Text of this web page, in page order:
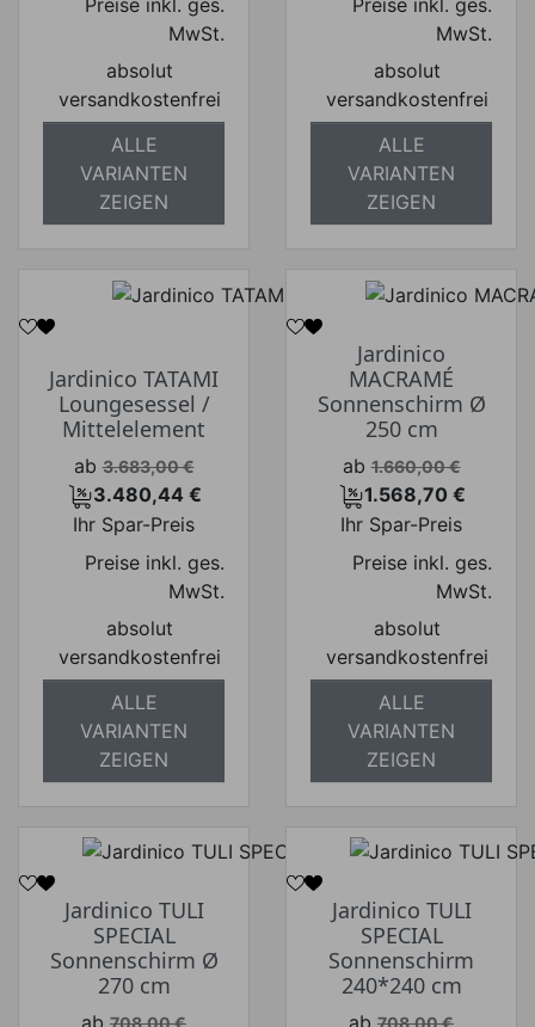
Preise inkl. ges.
MwSt.
absolut
versandkostenfrei
ALLE
VARIANTEN
ZEIGEN
Preise inkl. ges.
MwSt.
absolut
versandkostenfrei
ALLE
VARIANTEN
ZEIGEN
Jardinico TATAMI
Loungesessel /
Mittelelement
Verkaufspreis
ab 3.683,00 €
Preis
3.480,44 €
Ihr Spar-Preis
Preise inkl. ges.
MwSt.
absolut
versandkostenfrei
ALLE
VARIANTEN
ZEIGEN
Jardinico
MACRAMÉ
Sonnenschirm Ø
250 cm
Verkaufspreis
ab 1.660,00 €
Preis
1.568,70 €
Ihr Spar-Preis
Preise inkl. ges.
MwSt.
absolut
versandkostenfrei
ALLE
VARIANTEN
ZEIGEN
Jardinico TULI
SPECIAL
Sonnenschirm Ø
270 cm
Verkaufspreis
Jardinico TULI
SPECIAL
Sonnenschirm
240*240 cm
Verkaufspreis